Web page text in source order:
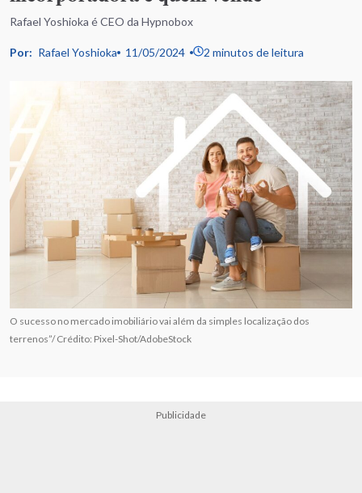
Rafael Yoshioka é CEO da Hypnobox
Por: Rafael Yoshioka 11/05/2024 2 minutos de leitura
O sucesso no mercado imobiliário vai além da simples localização dos
terrenos”/ Crédito: Pixel-Shot/AdobeStock
Publicidade